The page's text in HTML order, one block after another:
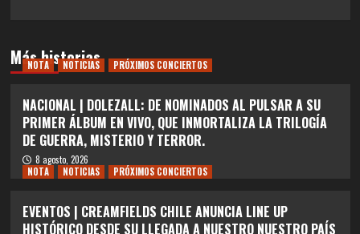
Más historias
NOTA NOTICIAS PRÓXIMOS CONCIERTOS
NACIONAL | DOLEZALL: DE NOMINADOS AL PULSAR A SU
PRIMER ÁLBUM EN VIVO, QUE INMORTALIZA LA TRILOGÍA
DE GUERRA, MISTERIO Y TERROR.
8 agosto, 2026
NOTA
NOTICIAS PRÓXIMOS CONCIERTOS
EVENTOS | CREAMFIELDS CHILE ANUNCIA LINE UP
HISTÓRICO DESDE SU LLEGADA A NUESTRO NUESTRO PAÍS